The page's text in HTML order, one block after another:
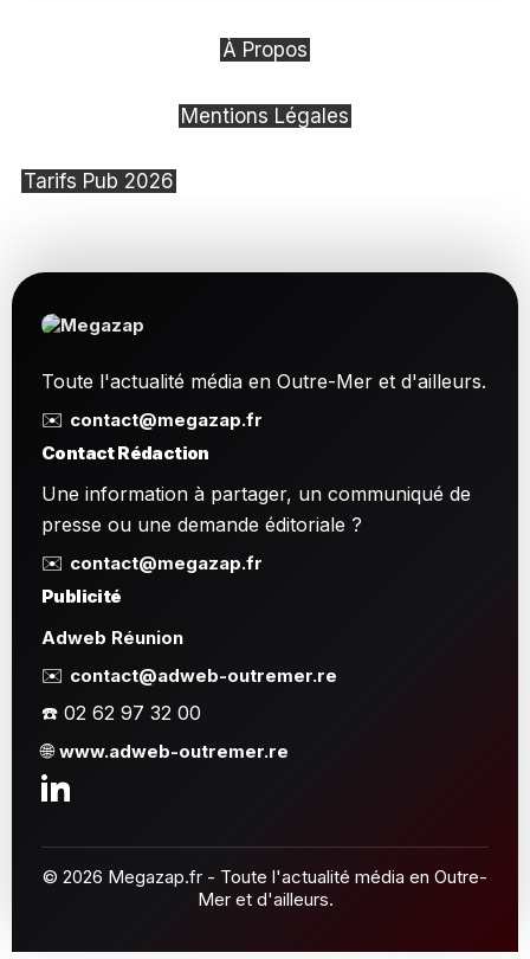
À Propos
Mentions Légales
Tarifs Pub 2026
Toute l'actualité média en Outre-Mer et d'ailleurs.
✉️ contact@megazap.fr
Contact Rédaction
Une information à partager, un communiqué de
presse ou une demande éditoriale ?
✉️ contact@megazap.fr
Publicité
Adweb Réunion
✉️ contact@adweb-outremer.re
☎️ 02 62 97 32 00
🌐www.adweb-outremer.re
© 2026 Megazap.fr - Toute l'actualité média en Outre-
Mer et d'ailleurs.